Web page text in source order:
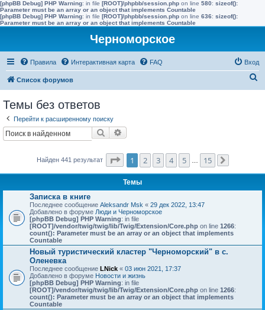
[phpBB Debug] PHP Warning: in file [ROOT]/phpbb/session.php on line 580: sizeof():
Parameter must be an array or an object that implements Countable
[phpBB Debug] PHP Warning: in file [ROOT]/phpbb/session.php on line 636: sizeof():
Parameter must be an array or an object that implements Countable
Черноморское
Правила Интерактивная карта FAQ Вход
Список форумов
Темы без ответов
Перейти к расширенному поиску
Поиск
Найден 441 результат Страница1 из
1 2 3 4 5 15
Темы
Записка в книге
Последнее сообщение Aleksandr Msk « 29 дек 2022, 13:47
Добавлено в форуме Люди и Черноморское
[phpBB Debug] PHP Warning: in file
[ROOT]/vendor/twig/twig/lib/Twig/Extension/Core.php on line 1266:
count(): Parameter must be an array or an object that implements
Countable
Новый туристический кластер "Черноморский" в с.
Оленевка
Последнее сообщение LNick « 03 июн 2021, 17:37
Добавлено в форуме Новости и жизнь
[phpBB Debug] PHP Warning: in file
[ROOT]/vendor/twig/twig/lib/Twig/Extension/Core.php on line 1266:
count(): Parameter must be an array or an object that implements
Countable